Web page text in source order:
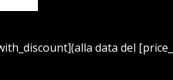
data del